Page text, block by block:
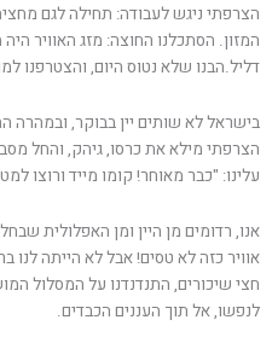
הצרפתי ניגש לעבודה: תחילה לגם
המזון. הסתכלנו החוצה: מזג האוויר
דליל.הבנו שלא נטוס היום, והצטרפנו
בישראל לא שותים יין בבוקר, ובמהרה
הצרפתי מילא את כרסו, גיהק, והחל
עלינו: "כבר מאוחר! קומו מייד ורוצו
אנו, רדומים מן היין ומן האפלולית
אוויר כזה לא טסים! אבל לא הייתה
חצי שיכורים, התנדנדנו על המסלול
לנפשו, אל תוך העננים הכבדים.